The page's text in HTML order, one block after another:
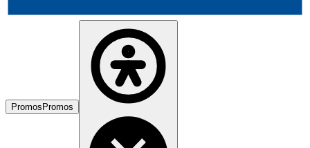
Promos Promos